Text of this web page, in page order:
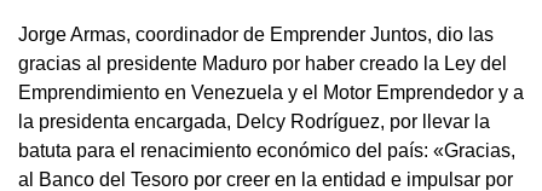
Jorge Armas, coordinador de Emprender Juntos, dio las
gracias al presidente Maduro por haber creado la Ley del
Emprendimiento en Venezuela y el Motor Emprendedor y a
la presidenta encargada, Delcy Rodríguez, por llevar la
batuta para el renacimiento económico del país: «Gracias,
al Banco del Tesoro por creer en la entidad e impulsar por